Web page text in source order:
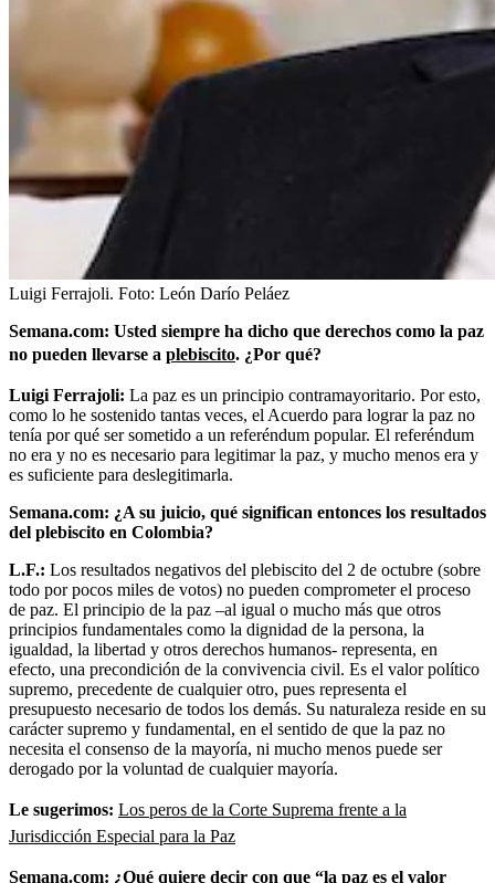
Luigi Ferrajoli. Foto: León Darío Peláez
Semana.com: Usted siempre ha dicho que derechos como la paz
no pueden llevarse a plebiscito. ¿Por qué?
Luigi Ferrajoli: La paz es un principio contramayoritario. Por esto,
como lo he sostenido tantas veces, el Acuerdo para lograr la paz no
tenía por qué ser sometido a un referéndum popular. El referéndum
no era y no es necesario para legitimar la paz, y mucho menos era y
es suficiente para deslegitimarla.
Semana.com: ¿A su juicio, qué significan entonces los resultados
del plebiscito en Colombia?
L.F.: Los resultados negativos del plebiscito del 2 de octubre (sobre
todo por pocos miles de votos) no pueden comprometer el proceso
de paz. El principio de la paz –al igual o mucho más que otros
principios fundamentales como la dignidad de la persona, la
igualdad, la libertad y otros derechos humanos- representa, en
efecto, una precondición de la convivencia civil. Es el valor político
supremo, precedente de cualquier otro, pues representa el
presupuesto necesario de todos los demás. Su naturaleza reside en su
carácter supremo y fundamental, en el sentido de que la paz no
necesita el consenso de la mayoría, ni mucho menos puede ser
derogado por la voluntad de cualquier mayoría.
Le sugerimos: Los peros de la Corte Suprema frente a la
Jurisdicción Especial para la Paz
Semana.com: ¿Qué quiere decir con que “la paz es el valor